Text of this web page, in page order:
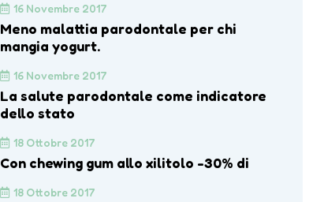
16 Novembre 2017
Meno malattia parodontale per chi
mangia yogurt.
16 Novembre 2017
La salute parodontale come indicatore
dello stato
18 Ottobre 2017
Con chewing gum allo xilitolo -30% di
18 Ottobre 2017